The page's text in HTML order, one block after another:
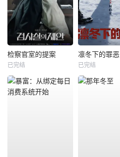
检察官室的提案
已完结
凛冬下的罪恶
已完结